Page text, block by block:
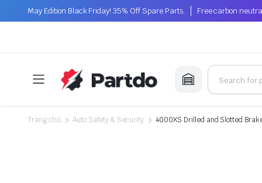
May Edition Black Friday! 35% Off Spare Parts. Free carbon
Trang chủ Auto Safety & Security 4000XS Drilled and Slotted